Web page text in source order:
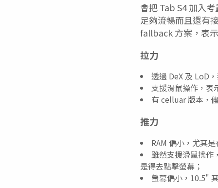
會把 Tab S4 加入
足夠流暢而且還有
fallback 方案，表
拉力
透過 DeX 及 LoD
支援滑鼠操作，表
有 celluar 版本，
推力
RAM 偏小，尤其
雖然支援滑鼠操作
是得去點擊螢幕；
螢幕偏小，10.5"